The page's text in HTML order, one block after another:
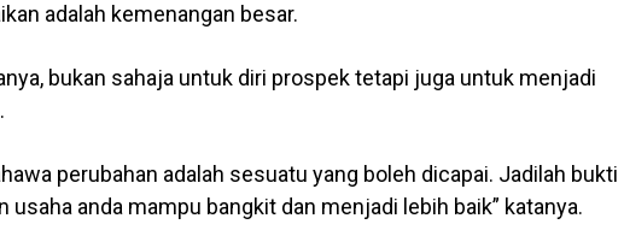
adalah kemenangan besar.
bukan sahaja untuk diri prospek tetapi juga untuk menjadi
perubahan adalah sesuatu yang boleh dicapai. Jadilah bukti
usaha anda mampu bangkit dan menjadi lebih baik” katanya.